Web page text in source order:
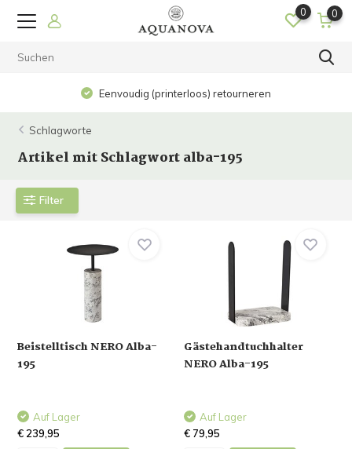
0 0
Eenvoudig (printerloos) retourneren
Schlagworte
Artikel mit Schlagwort alba-195
Filter
Beistelltisch NERO Alba-
195
Auf Lager
€ 239,95
Gästehandtuchhalter
NERO Alba-195
Auf Lager
€ 79,95